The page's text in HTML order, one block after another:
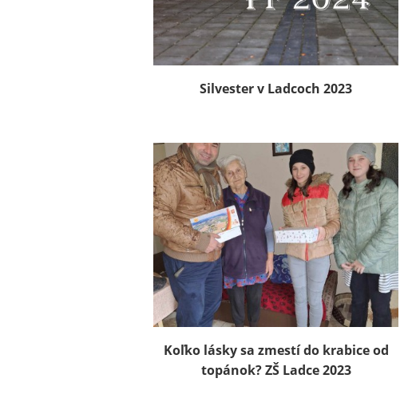
Silvester v Ladcoch 2023
Koľko lásky sa zmestí do krabice od
topánok? ZŠ Ladce 2023